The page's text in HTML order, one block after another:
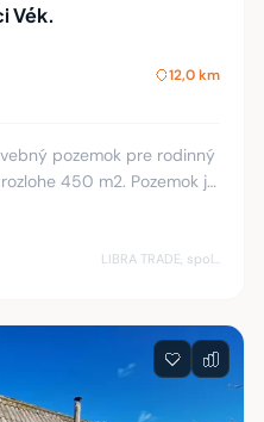
Vék.
12,0 km
rodinný
m2. Pozemok je